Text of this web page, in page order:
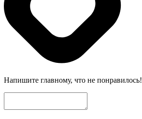
Напишите главному, что не понравилось!